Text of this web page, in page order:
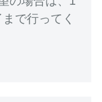
で行ってく